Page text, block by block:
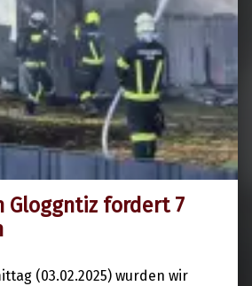
Gloggntiz fordert 7
(03.02.2025) wurden wir